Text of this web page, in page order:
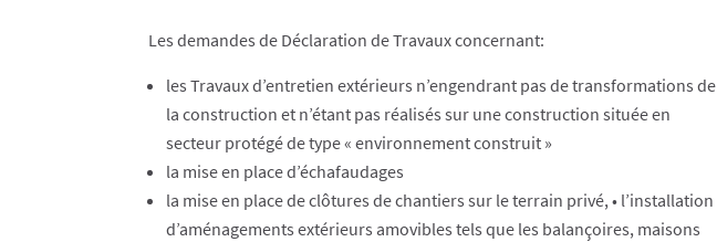
Les demandes de Déclaration de Travaux concernant:
les Travaux d’entretien extérieurs n’engendrant pas de transformations de
la construction et n’étant pas réalisés sur une construction située en
secteur protégé de type « environnement construit »
la mise en place d’échafaudages
la mise en place de clôtures de chantiers sur le terrain privé, • l’installation
d’aménagements extérieurs amovibles tels que les balançoires, maisons